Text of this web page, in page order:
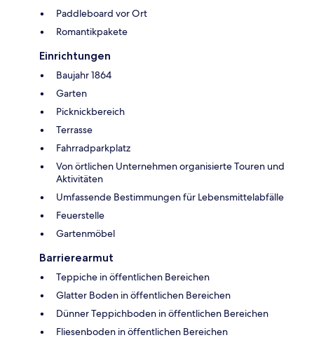
Paddleboard vor Ort
Romantikpakete
Einrichtungen
Baujahr 1864
Garten
Picknickbereich
Terrasse
Fahrradparkplatz
Von örtlichen Unternehmen organisierte Touren und
Aktivitäten
Umfassende Bestimmungen für Lebensmittelabfälle
Feuerstelle
Gartenmöbel
Barrierearmut
Teppiche in öffentlichen Bereichen
Glatter Boden in öffentlichen Bereichen
Dünner Teppichboden in öffentlichen Bereichen
Fliesenboden in öffentlichen Bereichen